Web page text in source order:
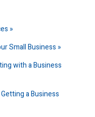
Small Business
with a Business
a Business